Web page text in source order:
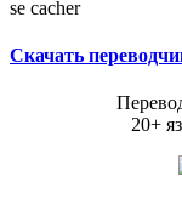
se cacher
Скачать
20+